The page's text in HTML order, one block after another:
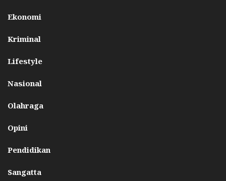
Ekonomi
Kriminal
Lifestyle
Nasional
Olahraga
Opini
Pendidikan
Sangatta